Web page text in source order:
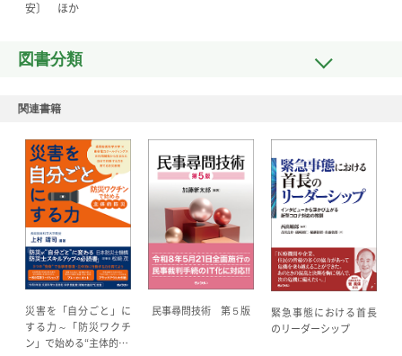
安〕 ほか
図書分類
関連書籍
災害を「自分ごと」に
する力～「防災ワクチ
ン」で始める“主体的…
民事尋問技術 第５版
緊急事態における首長
のリーダーシップ